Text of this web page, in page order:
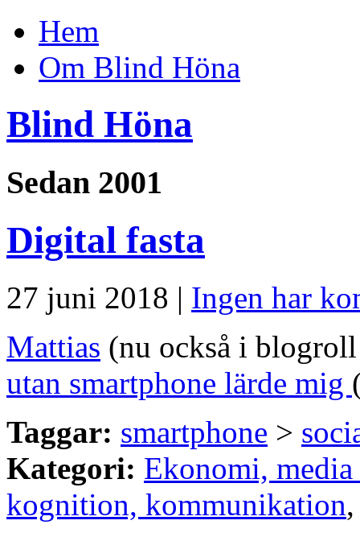
Hem
Om Blind Höna
Blind Höna
Sedan 2001
Digital fasta
27 juni 2018 | Ingen har
Mattias (nu också i
utan smartphone lärde mig
Taggar: smartphone >
Kategori: Ekonomi, media
kognition, kommunikation